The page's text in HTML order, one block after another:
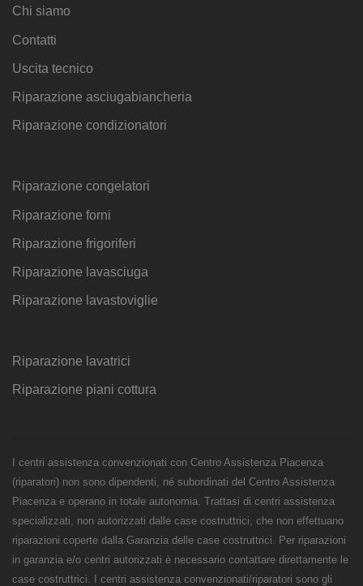
Chi siamo
Contatti
Uscita tecnico
Riparazione asciugabiancheria
Riparazione condizionatori
Riparazione congelatori
Riparazione forni
Riparazione frigoriferi
Riparazione lavasciuga
Riparazione lavastoviglie
Riparazione lavatrici
Riparazione piani cottura
I centri assistenza convenzionati con Centro Assistenza Piacenza
(riparatori) non sono dipendenti, né subordinati del Centro Assistenza
Piacenza e operano in totale autonomia. Trattasi di centri assistenza
specializzati, non autorizzati dalle case costruttrici, che non effettuano
riparazioni coperte dalla Garanzia delle case costruttrici. Per riparazioni
in garanzia e/o centri autorizzati è necessario contattare direttamente le
case costruttrici. I centri assistenza convenzionati/riparatori sono gli